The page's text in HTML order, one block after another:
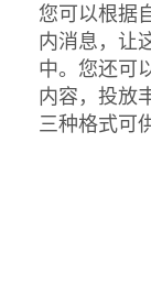
您可以根据
内消息，让
中。您还可
内容，投放
三种格式可